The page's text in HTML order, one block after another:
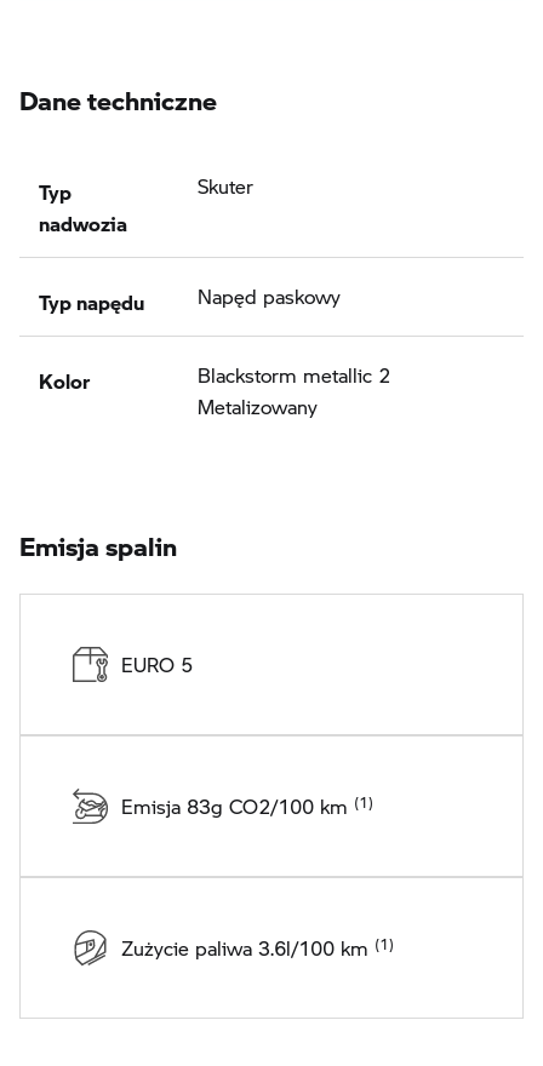
Dane techniczne
Typ
nadwozia
Skuter
Typ napędu Napęd paskowy
Kolor
Blackstorm metallic 2
Metalizowany
Emisja spalin
EURO 5
Emisja 83g CO2/100 km
Zużycie paliwa 3.6l/100 km